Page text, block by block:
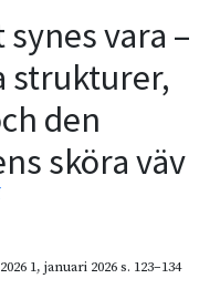
vara –
strukturer,
den
sköra väv
1, januari 2026s. 123–134